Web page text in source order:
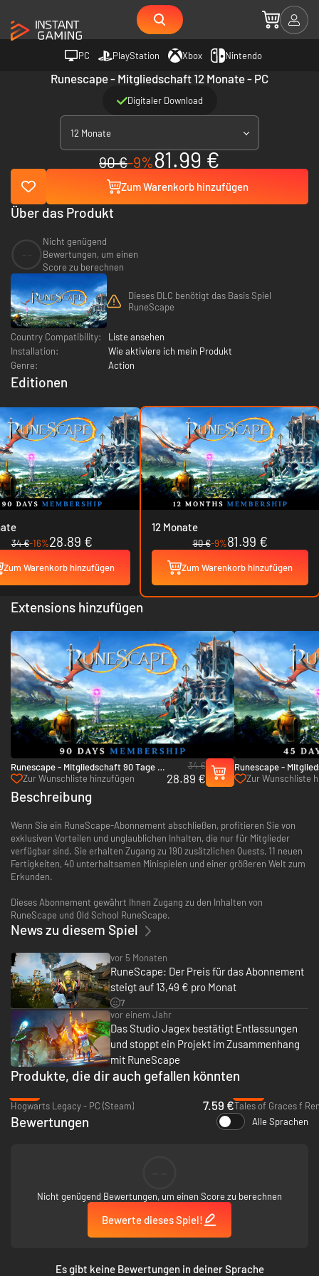
PC PlayStation Xbox Nintendo
Runescape - Mitgliedschaft 12 Monate - PC
Digitaler Download
12 Monate
90 €-9%81.99 €
Zum Warenkorb hinzufügen
Über das Produkt
Nicht genügend
Bewertungen, um einen
Score zu berechnen
Dieses DLC benötigt das Basis Spiel
RuneScape
Country Compatibility:
Liste ansehen
Installation:
Wie aktiviere ich mein Produkt
Genre:
Action
Editionen
34 €-16%28.89 €
Zum Warenkorb hinzufügen
12 Monate
90 €-9%81.99 €
Zum Warenkorb hinzufügen
Extensions hinzufügen
Runescape - Mitgliedschaft 90 Tage -
PCZur Wunschliste hinzufügen
34 €
28.89 €
Runescape -
PCZur Wunschliste
Beschreibung
Wenn Sie ein RuneScape-Abonnement abschließen, profitieren Sie von
exklusiven Vorteilen und unglaublichen Inhalten, die nur für Mitglieder
verfügbar sind. Sie erhalten Zugang zu 190 zusätzlichen Quests, 11 neuen
Fertigkeiten, 40 unterhaltsamen Minispielen und einer größeren Welt zum
Erkunden.
Dieses Abonnement gewährt Ihnen Zugang zu den Inhalten von
RuneScape und Old School RuneScape.
News zu diesem Spiel
vor 5 Monaten
RuneScape: Der Preis für das Abonnement
steigt auf 13,49 € pro Monat
7
vor einem Jahr
Das Studio Jagex bestätigt Entlassungen
und stoppt ein Projekt im Zusammenhang
mit RuneScape
Produkte, die dir auch gefallen könnten
Hogwarts Legacy - PC (Steam)
7.59 €Tales of Graces f
Bewertungen Alle Sprachen
Nicht genügend Bewertungen, um einen Score zu berechnen
Bewerte dieses Spiel!
Es gibt keine Bewertungen in deiner Sprache